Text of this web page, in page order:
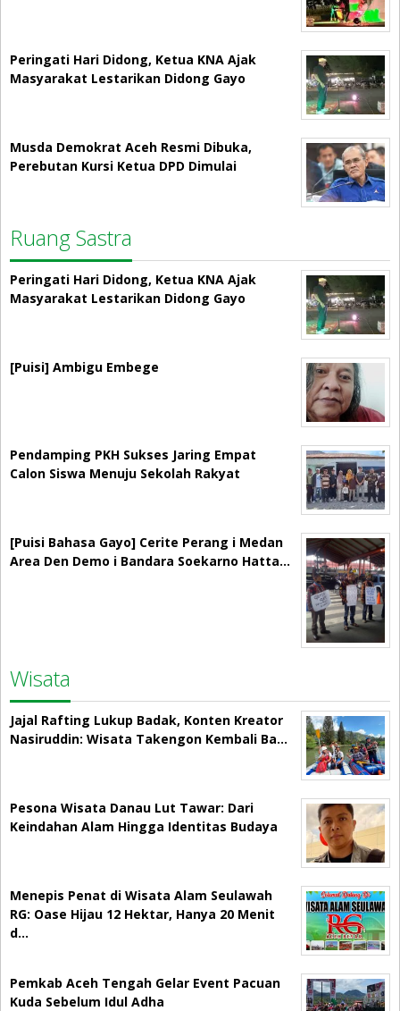
Peringati Hari Didong, Ketua KNA Ajak
Masyarakat Lestarikan Didong Gayo
Musda Demokrat Aceh Resmi Dibuka,
Perebutan Kursi Ketua DPD Dimulai
Ruang Sastra
Peringati Hari Didong, Ketua KNA Ajak
Masyarakat Lestarikan Didong Gayo
[Puisi] Ambigu Embege
Pendamping PKH Sukses Jaring Empat
Calon Siswa Menuju Sekolah Rakyat
[Puisi Bahasa Gayo] Cerite Perang i Medan
Area Den Demo i Bandara Soekarno Hatta…
Wisata
Jajal Rafting Lukup Badak, Konten Kreator
Nasiruddin: Wisata Takengon Kembali Ba…
Pesona Wisata Danau Lut Tawar: Dari
Keindahan Alam Hingga Identitas Budaya
Menepis Penat di Wisata Alam Seulawah
RG: Oase Hijau 12 Hektar, Hanya 20 Menit
d…
Pemkab Aceh Tengah Gelar Event Pacuan
Kuda Sebelum Idul Adha